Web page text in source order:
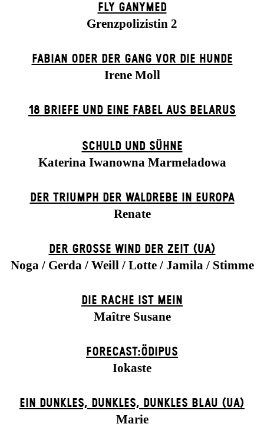
FLY GANYMED
Grenzpolizistin 2
FABIAN ODER DER GANG VOR DIE HUNDE
Irene Moll
18 BRIEFE UND EINE FABEL AUS BELARUS
SCHULD UND SÜHNE
Katerina Iwanowna Marmeladowa
DER TRIUMPH DER WALDREBE IN EUROPA
Renate
DER GROSSE WIND DER ZEIT (UA)
Noga / Gerda / Weill / Lotte / Jamila / Stimme
DIE RACHE IST MEIN
Maître Susane
FORECAST:ÖDIPUS
Iokaste
EIN DUNK­LES, DUNK­LES, DUNK­LES BLAU (UA)
Marie